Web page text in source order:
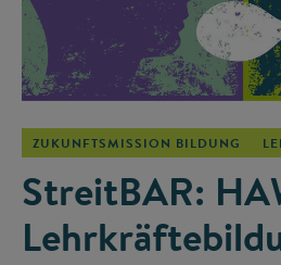
ZUKUNFTSMISSION BILDUNG
StreitBAR: